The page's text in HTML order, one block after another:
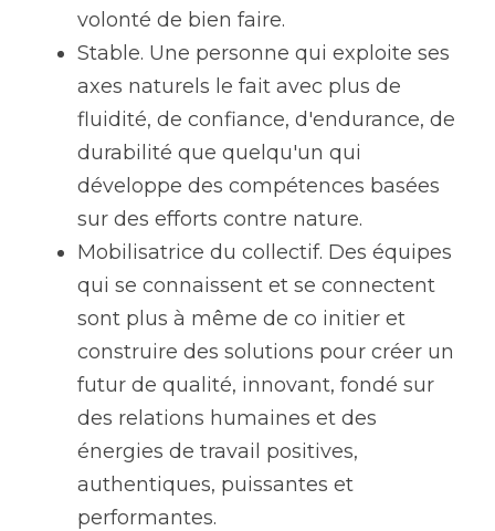
volonté de bien faire.
Stable. Une personne qui exploite ses
axes naturels le fait avec plus de
fluidité, de confiance, d'endurance, de
durabilité que quelqu'un qui
développe des compétences basées
sur des efforts contre nature.
Mobilisatrice du collectif. Des équipes
qui se connaissent et se connectent
sont plus à même de co initier et
construire des solutions pour créer un
futur de qualité, innovant, fondé sur
des relations humaines et des
énergies de travail positives,
authentiques, puissantes et
performantes.